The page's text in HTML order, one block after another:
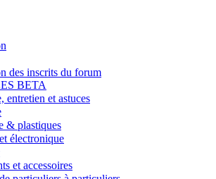
des inscrits du forum
BETA
et astuces
& plastiques
électronique
et accessoires